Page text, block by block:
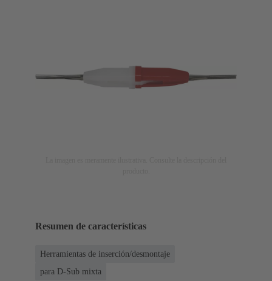
Resumen de características
Herramientas de inserción/desmontaje
para D-Sub mixta